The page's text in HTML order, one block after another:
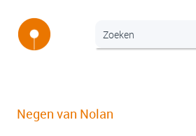
Negen van Nolan